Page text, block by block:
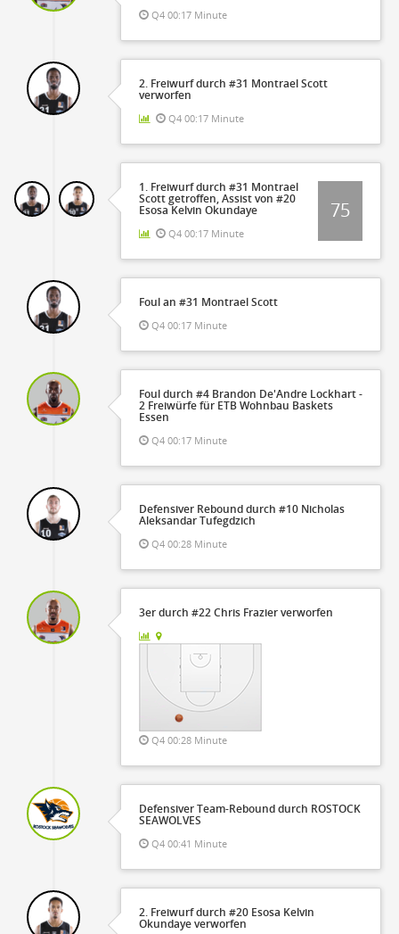
Q4 00:17 Minute
2. Freiwurf durch #31 Montrael Scott
verworfen
Q4 00:17 Minute
1. Freiwurf durch #31 Montrael
Scott getroffen, Assist von #20
Esosa Kelvin Okundaye
Q4 00:17 Minute
75
Foul an #31 Montrael Scott
Q4 00:17 Minute
Foul durch #4 Brandon De'Andre Lockhart -
2 Freiwürfe für ETB Wohnbau Baskets
Essen
Q4 00:17 Minute
Defensiver Rebound durch #10 Nicholas
Aleksandar Tufegdzich
Q4 00:28 Minute
3er durch #22 Chris Frazier verworfen
Q4 00:28 Minute
Defensiver Team-Rebound durch ROSTOCK
SEAWOLVES
Q4 00:41 Minute
2. Freiwurf durch #20 Esosa Kelvin
Okundaye verworfen